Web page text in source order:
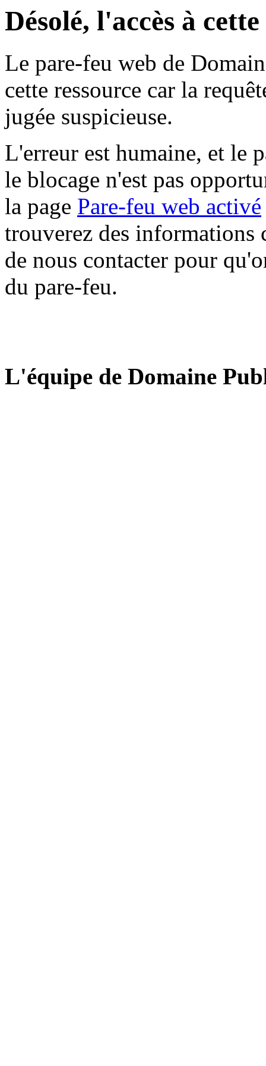
Désolé, l'accès à
Le pare-feu web de
cette ressource car la
jugée suspicieuse.
L'erreur est humaine, et le
le blocage n'est pas
la page Pare-feu web activé
trouverez des informations
de nous contacter pour
du pare-feu.
L'équipe de Domaine